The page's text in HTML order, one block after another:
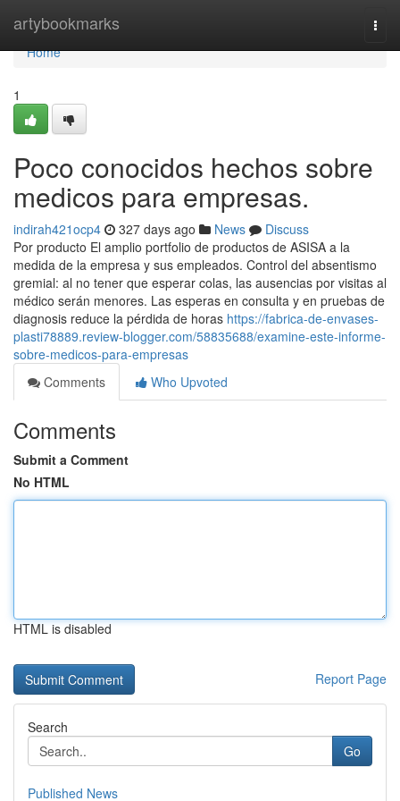
artybookmarks
Home
Home
1
Poco conocidos hechos sobre
medicos para empresas.
indirah421ocp4 327 days ago News
Discuss
Por producto El amplio portfolio de productos de ASISA a la
medida de la empresa y sus empleados. Control del absentismo
gremial: al no tener que esperar colas, las ausencias por visitas al
médico serán menores. Las esperas en consulta y en pruebas de
diagnosis reduce la pérdida de horas https://fabrica-de-envases-
plasti78889.review-blogger.com/58835688/examine-este-informe-
sobre-medicos-para-empresas
Comments
Who Upvoted
Comments
Submit a Comment
No HTML
HTML is disabled
Report Page
Search
Go
Published News